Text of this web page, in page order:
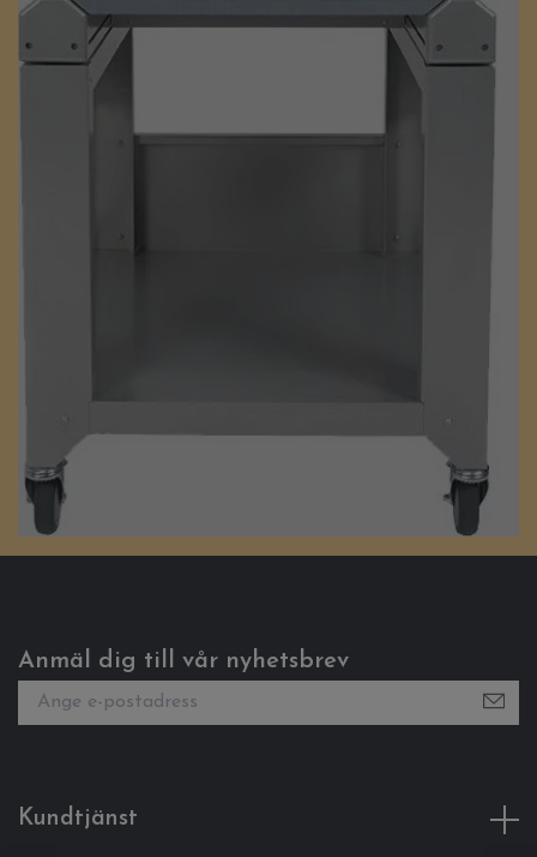
Anmäl dig till vår nyhetsbrev
Kundtjänst